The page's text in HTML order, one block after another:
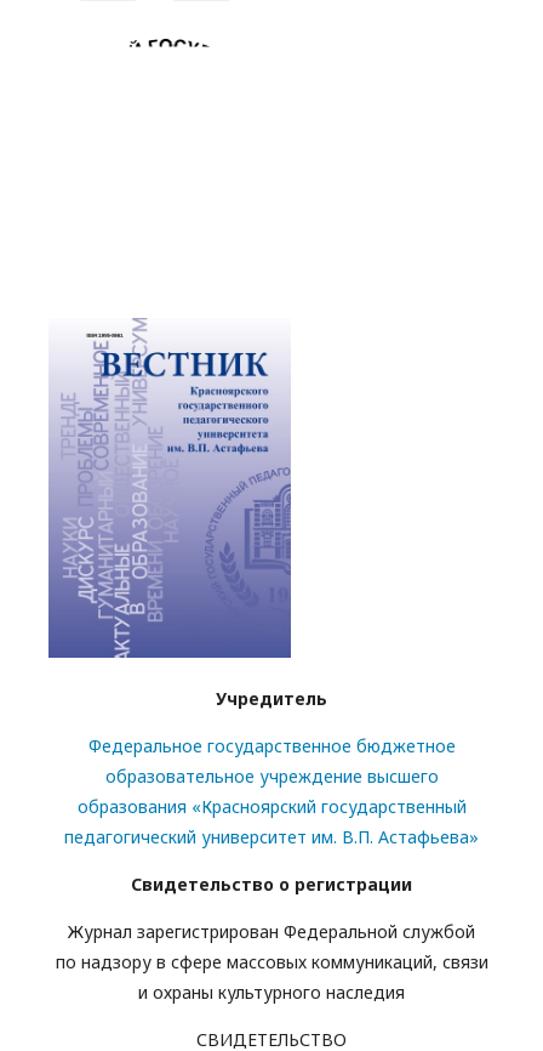
Учредитель
Федеральное государственное бюджетное
образовательное учреждение высшего
образования «Красноярский государственный
педагогический университет им. В.П. Астафьева»
Свидетельство о регистрации
Журнал зарегистрирован Федеральной службой
по надзору в сфере массовых коммуникаций, связи
и охраны культурного наследия
СВИДЕТЕЛЬСТВО